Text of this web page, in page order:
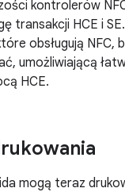
kontrolerów
transakcji HCE i
obsługują NFC,
umożliwiającą
HCE.
mogą teraz